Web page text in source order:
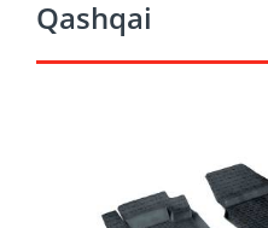
Qashqai